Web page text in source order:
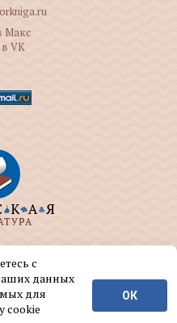
Макс
VK
изданием и
тематику.
— 2026 г.
с
данных
для
cookie
ОК